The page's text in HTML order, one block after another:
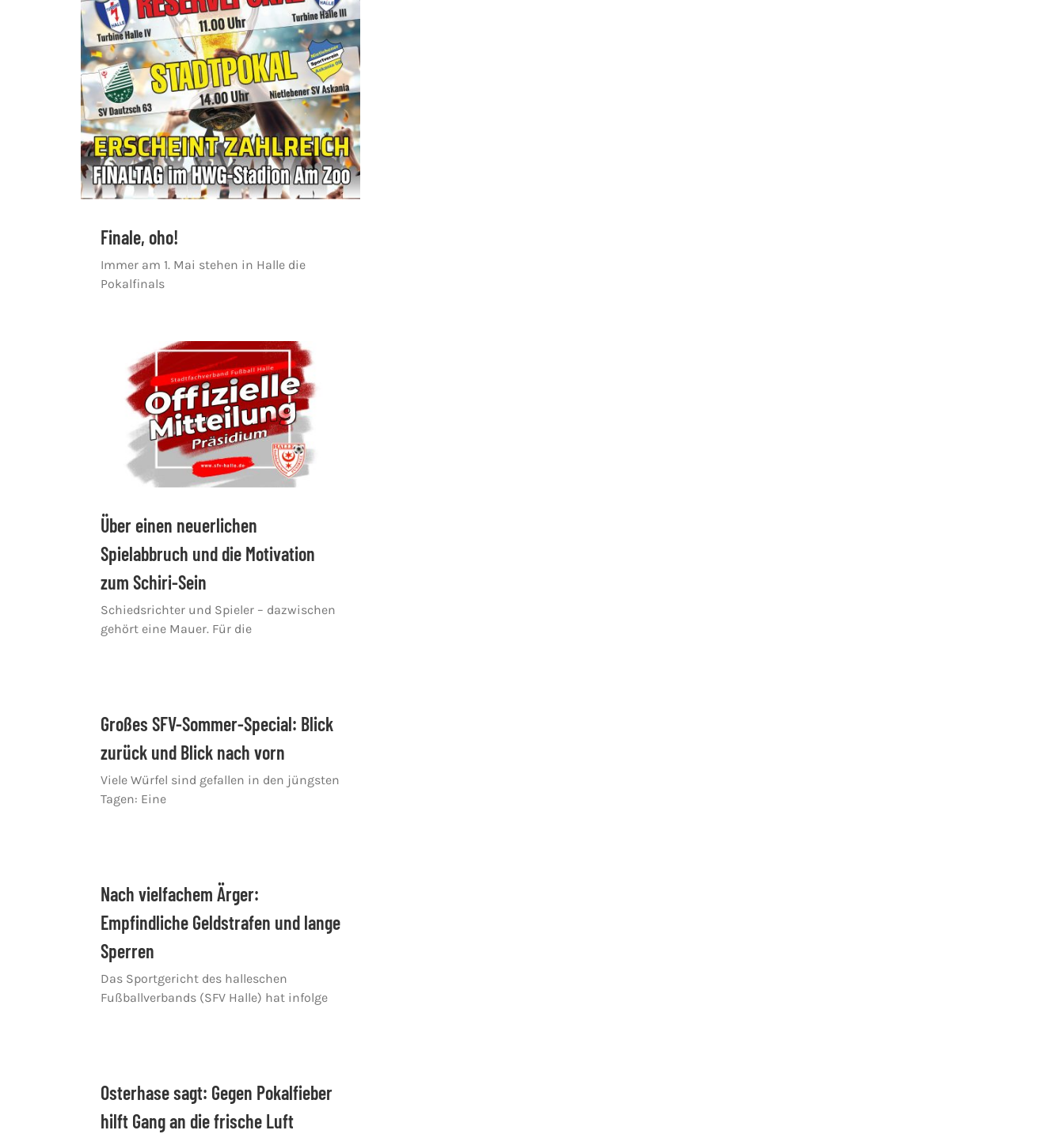
Finale, oho!
Immer am 1. Mai stehen in Halle die
Pokalfinals
Über einen neuerlichen
Spielabbruch und die Motivation
zum Schiri-Sein
Schiedsrichter und Spieler – dazwischen
gehört eine Mauer. Für die
Großes SFV-Sommer-Special: Blick
zurück und Blick nach vorn
Viele Würfel sind gefallen in den jüngsten
Tagen: Eine
Nach vielfachem Ärger:
Empfindliche Geldstrafen und lange
Sperren
Das Sportgericht des halleschen
Fußballverbands (SFV Halle) hat infolge
Osterhase sagt: Gegen Pokalfieber
hilft Gang an die frische Luft